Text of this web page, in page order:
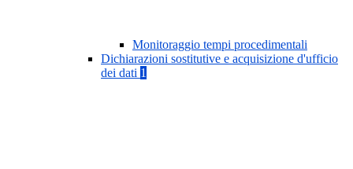
Monitoraggio tempi procedimentali
Dichiarazioni sostitutive e acquisizione d'ufficio
dei dati 1